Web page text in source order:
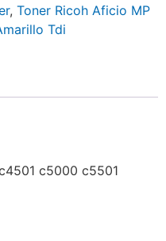
, Toner Ricoh Aficio MP
Tdi
c5000 c5501